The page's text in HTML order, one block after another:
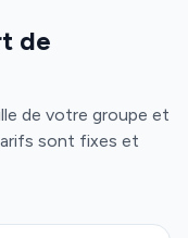
de
de votre groupe et
sont fixes et